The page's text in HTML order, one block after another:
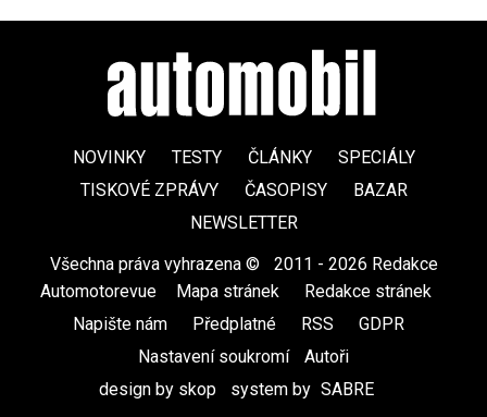
NOVINKY TESTY ČLÁNKY
SPECIÁLY
TISKOVÉ ZPRÁVY
ČASOPISY
BAZAR
NEWSLETTER
Všechna práva vyhrazena ©
2011 - 2026 Redakce
Automotorevue
Mapa stránek Redakce stránek
Napište nám
Předplatné RSS GDPR
Nastavení soukromí
Autoři
design by skop
system by SABRE